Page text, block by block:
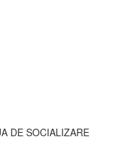
DE SOCIALIZARE